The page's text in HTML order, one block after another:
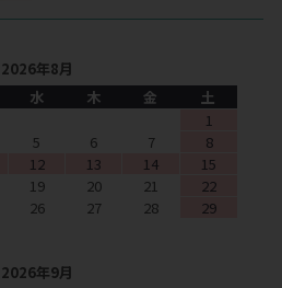
2026年8月
水 木 金
土
1
5 6 7
8
12 13 14
15
19 20 21
22
26 27 28
29
2026年9月